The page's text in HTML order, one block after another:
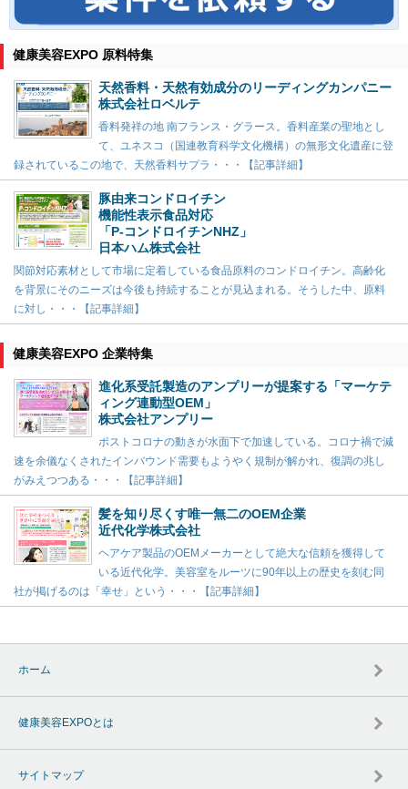
健康美容EXPO 原料特集
天然香料・天然有効成分のリーディングカンパニー
株式会社ロベルテ
香料発祥の地 南フランス・グラース。香料産業の聖地とし
て、ユネスコ（国連教育科学文化機構）の無形文化遺産に登
録されているこの地で、天然香料サプラ・・・【記事詳細】
豚由来コンドロイチン
機能性表示食品対応
「P-コンドロイチンNHZ」
日本ハム株式会社
関節対応素材として市場に定着している食品原料のコンドロイチン。高齢化
を背景にそのニーズは今後も持続することが見込まれる。そうした中、原料
に対し・・・【記事詳細】
健康美容EXPO 企業特集
進化系受託製造のアンプリーが提案する「マーケテ
ィング連動型OEM」
株式会社アンプリー
ポストコロナの動きが水面下で加速している。コロナ禍で減
速を余儀なくされたインバウンド需要もようやく規制が解かれ、復調の兆し
がみえつつある・・・【記事詳細】
髪を知り尽くす唯一無二のOEM企業
近代化学株式会社
ヘアケア製品のOEMメーカーとして絶大な信頼を獲得して
いる近代化学。美容室をルーツに90年以上の歴史を刻む同
社が掲げるのは「幸せ」という・・・【記事詳細】
ホーム
健康美容EXPOとは
サイトマップ